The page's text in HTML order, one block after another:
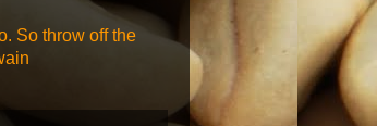
So throw off the